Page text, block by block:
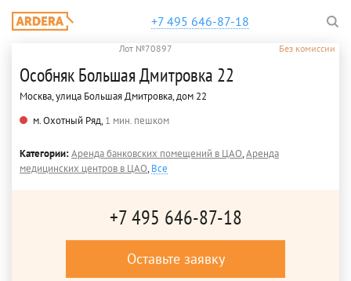
+7 495 646-87-18
Лот №70897 Без комиссии
Особняк Большая Дмитровка 22
Москва, улица Большая Дмитровка, дом 22
м. Охотный Ряд,1 мин. пешком
Категории:Аренда банковских помещений в ЦАО,Аренда
медицинских центров в ЦАО,Все
+7 495 646-87-18
Оставьте заявку